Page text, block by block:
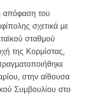
απόφαση του
σχετικά με
σταθμού
της Κορμίστας,
στην αίθουσα
Συμβουλίου στο